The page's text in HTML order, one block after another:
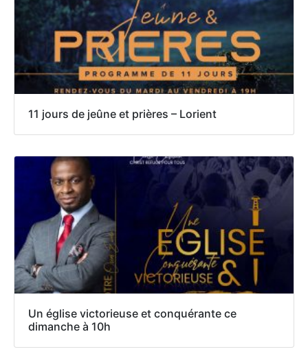
11 jours de jeûne et prières – Lorient
Un église victorieuse et conquérante ce
dimanche à 10h